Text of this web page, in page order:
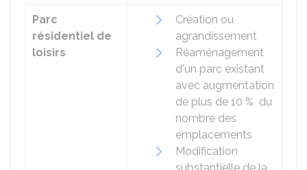
Parc
résidentiel de
loisirs
Création ou
agrandissement
Réaménagement
d'un parc existant
avec augmentation
de plus de 10 % du
nombre des
emplacements
Modification